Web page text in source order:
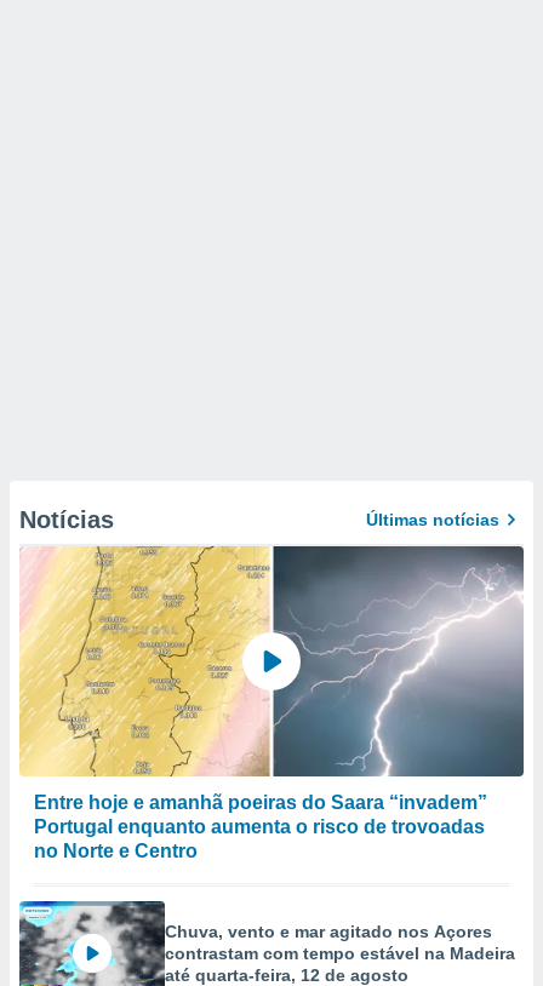
Notícias Últimas notícias
Entre hoje e amanhã poeiras do Saara “invadem”
Portugal enquanto aumenta o risco de trovoadas
no Norte e Centro
Chuva, vento e mar agitado nos Açores
contrastam com tempo estável na Madeira
até quarta-feira, 12 de agosto